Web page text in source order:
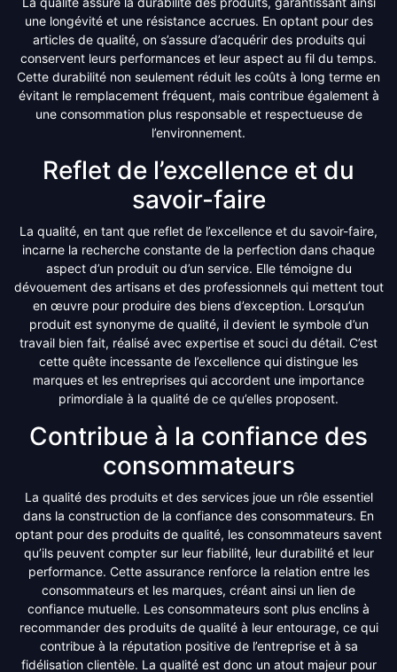
une longévité et une résistance accrues. En optant pour des
articles de qualité, on s’assure d’acquérir des produits qui
conservent leurs performances et leur aspect au fil du temps.
Cette durabilité non seulement réduit les coûts à long terme en
évitant le remplacement fréquent, mais contribue également à
une consommation plus responsable et respectueuse de
l’environnement.
Reflet de l’excellence et du
savoir-faire
La qualité, en tant que reflet de l’excellence et du savoir-faire,
incarne la recherche constante de la perfection dans chaque
aspect d’un produit ou d’un service. Elle témoigne du
dévouement des artisans et des professionnels qui mettent tout
en œuvre pour produire des biens d’exception. Lorsqu’un
produit est synonyme de qualité, il devient le symbole d’un
travail bien fait, réalisé avec expertise et souci du détail. C’est
cette quête incessante de l’excellence qui distingue les
marques et les entreprises qui accordent une importance
primordiale à la qualité de ce qu’elles proposent.
Contribue à la confiance des
consommateurs
La qualité des produits et des services joue un rôle essentiel
dans la construction de la confiance des consommateurs. En
optant pour des produits de qualité, les consommateurs savent
qu’ils peuvent compter sur leur fiabilité, leur durabilité et leur
performance. Cette assurance renforce la relation entre les
consommateurs et les marques, créant ainsi un lien de
confiance mutuelle. Les consommateurs sont plus enclins à
recommander des produits de qualité à leur entourage, ce qui
contribue à la réputation positive de l’entreprise et à sa
fidélisation clientèle. La qualité est donc un atout majeur pour